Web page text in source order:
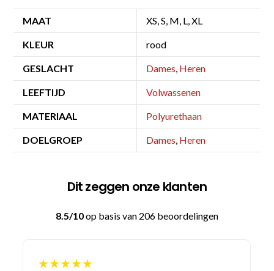
MAAT XS, S, M, L, XL
KLEUR rood
GESLACHT Dames, Heren
LEEFTIJD Volwassenen
MATERIAAL Polyurethaan
DOELGROEP Dames, Heren
Dit zeggen onze klanten
8.5/10op basis van 206 beoordelingen
★★★★★